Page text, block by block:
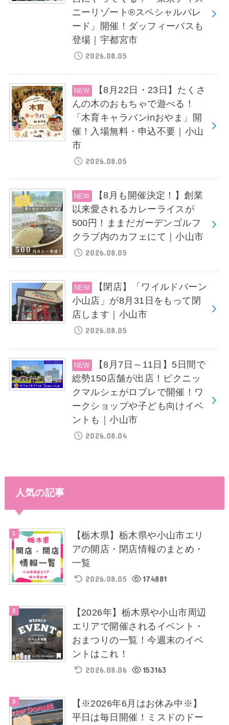
ニーリゾート®スペシャルパレ
ード」開催！ダッフィーバスも
登場｜宇都宮市
2026.08.05
【8月22日・23日】たくさ
んの木のおもちゃで遊べる！
「木育キャラバンinおやま」開
催！入場無料・申込不要｜小山
市
2026.08.05
【8月も開催決定！】創業
以来愛されるカレーライスが
500円！ままだガーデンゴルフ
クラブ内のカフェにて｜小山市
2026.08.05
【閉店】「ワイルドバーン
小山店」が8月31日をもって閉
店します｜小山市
2026.08.05
【8月7日～11日】5日間で
総勢150店舗が出店！ピクニッ
クマルシェがロブレで開催！ワ
ークショップや子ども向けイベ
ントも｜小山市
2026.08.04
人気の記事
【栃木県】栃木県や小山市エリ
アの開店・閉店情報のまとめ・
一覧
2026.08.05 174881
【2026年】栃木県や小山市周辺
エリアで開催されるイベント・
おまつりの一覧！今週末のイベ
ントはこれ！
2026.08.06 153163
【※2026年6月はお休み中※】
平日は毎日開催！ミスドのドー